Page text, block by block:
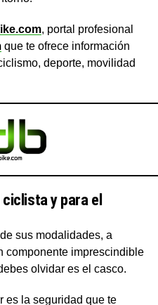
, portal profesional
que te ofrece información
deporte, movilidad
y para el
sus modalidades, a
componente imprescindible
olvidar es el casco.
es la seguridad que te